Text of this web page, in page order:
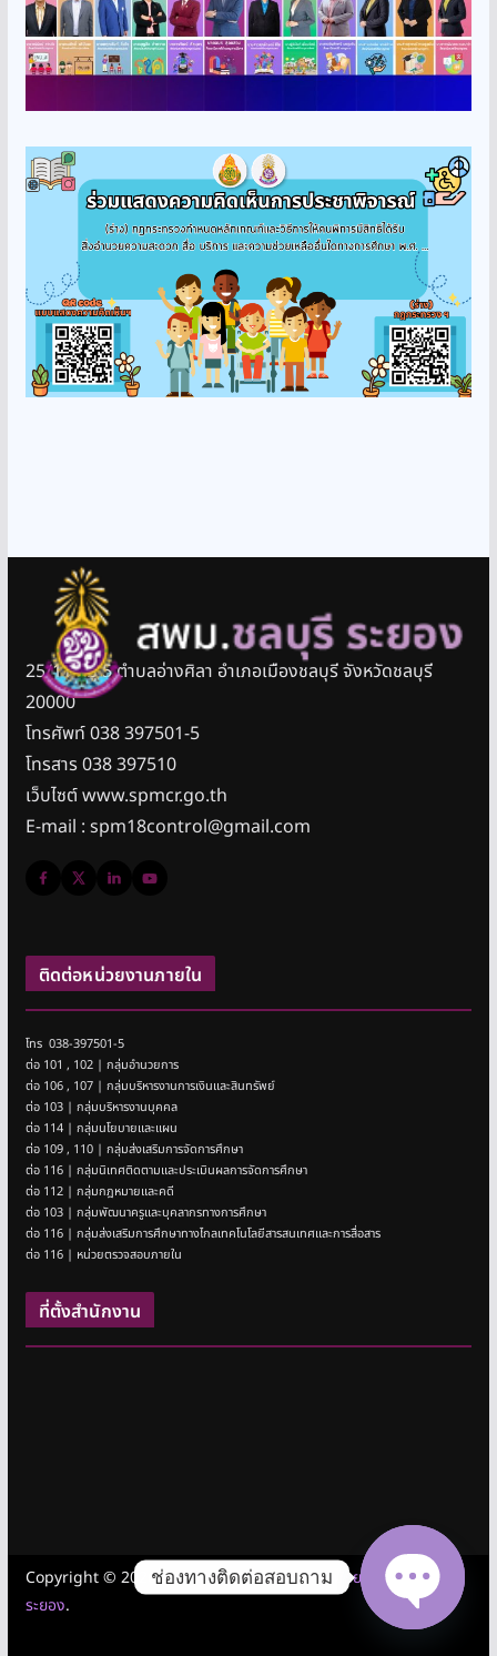
25/11 หมู่ 5 ตำบลอ่างศิลา อำเภอเมืองชลบุรี จังหวัดชลบุรี
20000
โทรศัพท์ 038 397501-5
โทรสาร 038 397510
เว็บไซต์ www.spmcr.go.th
E-mail : spm18control@gmail.com
ติดต่อหน่วยงานภายใน
โทร 038-397501-5
ต่อ 101 , 102 | กลุ่มอำนวยการ
ต่อ 106 , 107 | กลุ่มบริหารงานการเงินและสินทรัพย์
ต่อ 103 | กลุ่มบริหารงานบุคคล
ต่อ 114 | กลุ่มนโยบายและแผน
ต่อ 109 , 110 | กลุ่มส่งเสริมการจัดการศึกษา
ต่อ 116 | กลุ่มนิเทศติดตามและประเมินผลการจัดการศึกษา
ต่อ 112 | กลุ่มกฎหมายและคดี
ต่อ 103 | กลุ่มพัฒนาครูและบุคลากรทางการศึกษา
ต่อ 116 | กลุ่มส่งเสริมการศึกษาทางไกลเทคโนโลยีสารสนเทศและการสื่อสาร
ต่อ 116 | หน่วยตรวจสอบภายใน
ที่ตั้งสำนักงาน
Copyright © 2026สำนักงานเขตพื้นที่การศึกษามัธยมศึกษาชลบุรี
ระยอง.
ช่องทางติดต่อสอบถาม